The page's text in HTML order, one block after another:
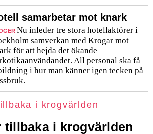
samarbetar mot knark
Nu inleder tre stora hotellaktörer i
samverkan med Krogar mot
för att hejda det ökande
All personal ska få
i hur man känner igen tecken på
tillbaka i krogvärlden